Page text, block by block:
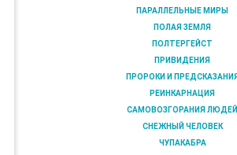
ПАРАЛЛЕЛЬНЫЕ МИРЫ
ПОЛАЯ ЗЕМЛЯ
ПОЛТЕРГЕЙСТ
ПРИВИДЕНИЯ
ПРОРОКИ И ПРЕДСКАЗАНИЯ
РЕИНКАРНАЦИЯ
САМОВОЗГОРАНИЯ ЛЮДЕЙ
СНЕЖНЫЙ ЧЕЛОВЕК
ЧУПАКАБРА